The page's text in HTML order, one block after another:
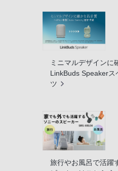
ミニマルデザインに
LinkBuds Speakerス
ツ
旅行やお風呂で活躍